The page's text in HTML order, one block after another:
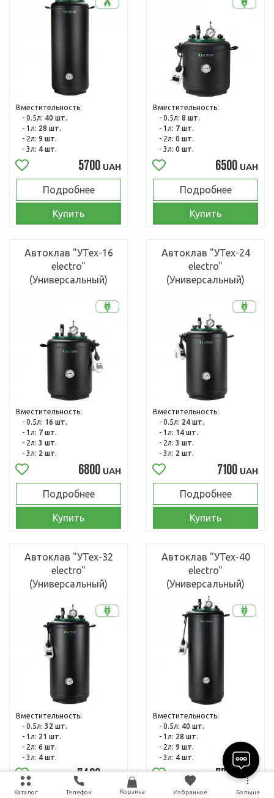
Каталог Телефон Корзина Избранное Больше
Вместительность:
- 0.5л: 40 шт.
- 1л: 28 шт.
- 2л: 9 шт.
- 3л: 4 шт.
5700 UAH
Подробнее
Купить
Вместительность:
- 0.5л: 8 шт.
- 1л: 7 шт.
- 2л: 0 шт.
- 3л: 0 шт.
6500 UAH
Подробнее
Купить
Автоклав "УТех-16
electro"
(Универсальный)
Вместительность:
- 0.5л: 16 шт.
- 1л: 7 шт.
- 2л: 3 шт.
- 3л: 2 шт.
6800 UAH
Подробнее
Купить
Автоклав "УТех-24
electro"
(Универсальный)
Вместительность:
- 0.5л: 24 шт.
- 1л: 14 шт.
- 2л: 3 шт.
- 3л: 2 шт.
7100 UAH
Подробнее
Купить
Автоклав "УТех-32
electro"
(Универсальный)
Вместительность:
- 0.5л: 32 шт.
- 1л: 21 шт.
- 2л: 6 шт.
- 3л: 4 шт.
7400UAH
Автоклав "УТех-40
electro"
(Универсальный)
Вместительность:
- 0.5л: 40 шт.
- 1л: 28 шт.
- 2л: 9 шт.
- 3л: 4 шт.
7700 UAH